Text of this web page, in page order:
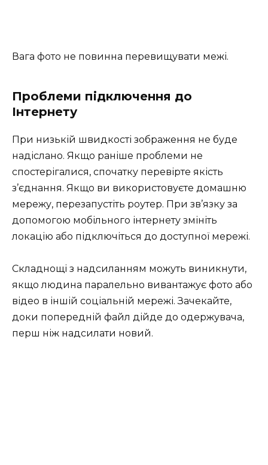
Вага фото не повинна перевищувати межі.
Проблеми підключення до
Інтернету
При низькій швидкості зображення не буде
надіслано. Якщо раніше проблеми не
спостерігалися, спочатку перевірте якість
з’єднання. Якщо ви використовуєте домашню
мережу, перезапустіть роутер. При зв’язку за
допомогою мобільного інтернету змініть
локацію або підключіться до доступної мережі.
Складнощі з надсиланням можуть виникнути,
якщо людина паралельно вивантажує фото або
відео в іншій соціальній мережі. Зачекайте,
доки попередній файл дійде до одержувача,
перш ніж надсилати новий.